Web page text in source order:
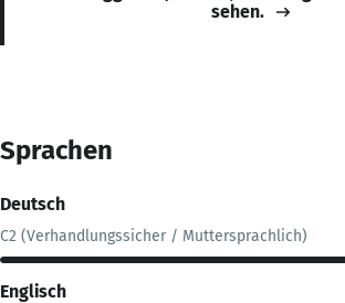
sehen.
Sprachen
Deutsch
C2 (Verhandlungssicher / Muttersprachlich)
Englisch